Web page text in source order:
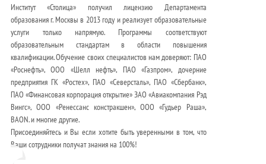
Институт «Столица» получил лицензию Департамента
образования г. Москвы в 2013 году и реализует образовательные
услуги только напрямую. Программы соответствуют
образовательным стандартам в области повышения
квалификации. Обучение своих специалистов нам доверяют: ПАО
«Роснефть», ООО «Шелл нефть», ПАО «Газпром», дочерние
предприятия ГК «Ростех», ПАО «Северсталь», ПАО «Сбербанк»,
ПАО «Финансовая корпорация открытие» ЗАО «Авиакомпания Рэд
Вингс», ООО «Ренессанс констракшен», ООО «Гудьер Раша»,
BAON. и многие другие.
Присоединяйтесь и Вы если хотите быть уверенными в том, что
Ваши сотрудники получат знания на 100%!